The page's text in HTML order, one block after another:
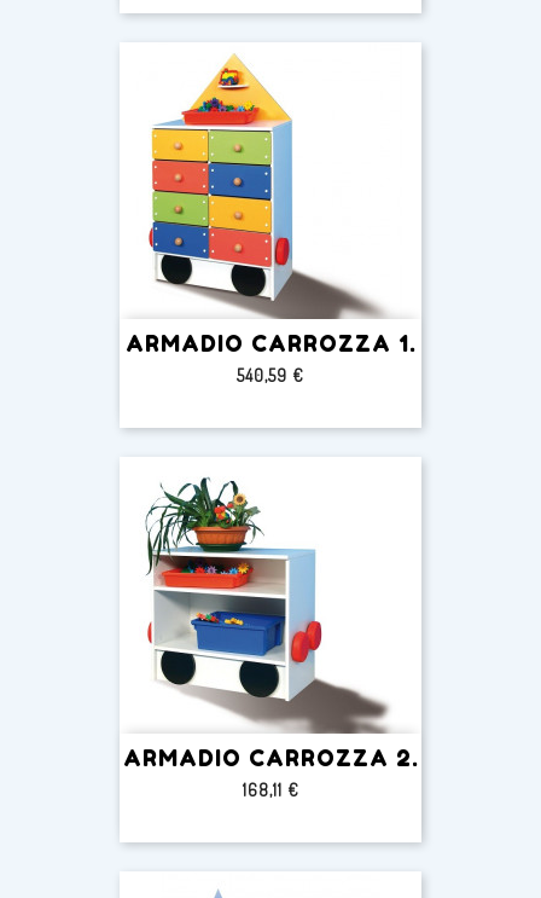
ARMADIO CARROZZA 1.
Prezzo
540,59 €
ARMADIO CARROZZA 2.
Prezzo
168,11 €